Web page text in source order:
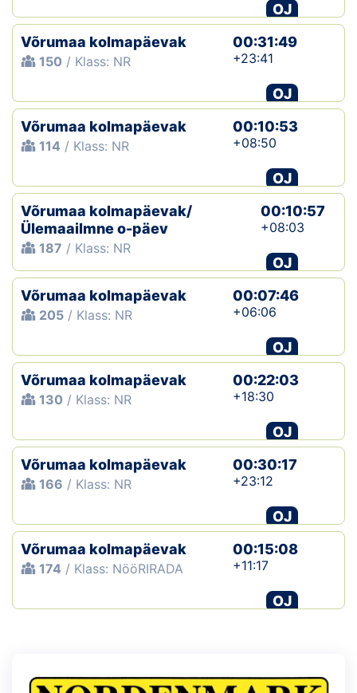
OJ
Võrumaa kolmapäevak
150 / Klass: NR
00:31:49
+23:41
OJ
Võrumaa kolmapäevak
114 / Klass: NR
00:10:53
+08:50
OJ
Võrumaa kolmapäevak/
Ülemaailmne o-päev
187 / Klass: NR
00:10:57
+08:03
OJ
Võrumaa kolmapäevak
205 / Klass: NR
00:07:46
+06:06
OJ
Võrumaa kolmapäevak
130 / Klass: NR
00:22:03
+18:30
OJ
Võrumaa kolmapäevak
166 / Klass: NR
00:30:17
+23:12
OJ
Võrumaa kolmapäevak
174 / Klass: NööRIRADA
00:15:08
+11:17
OJ